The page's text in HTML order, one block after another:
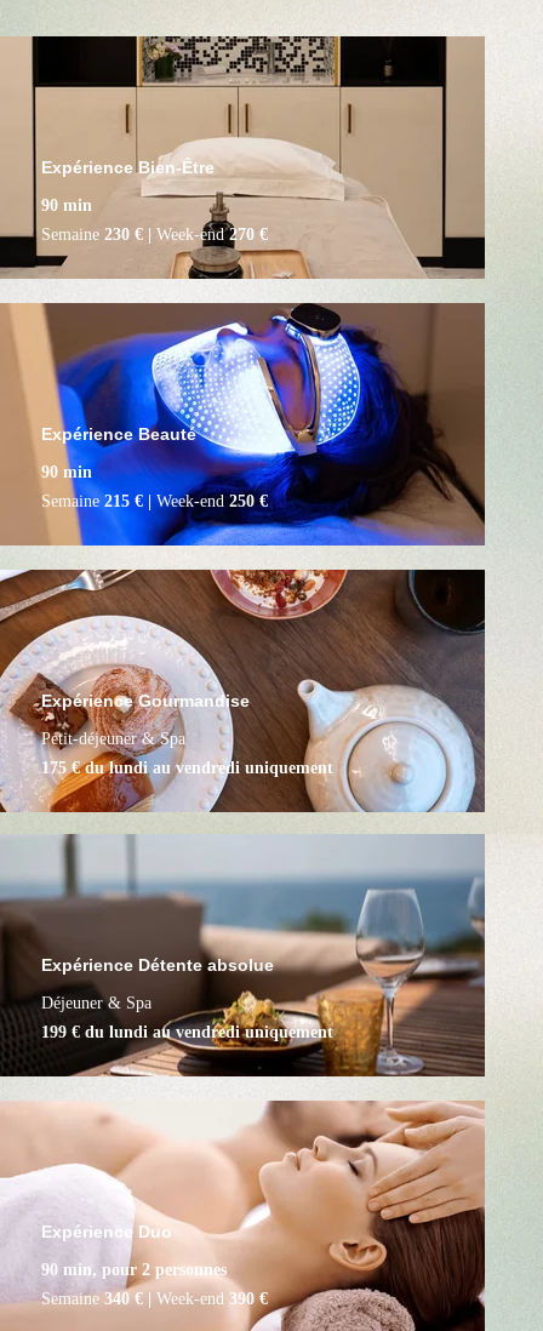
Expérience Bien-Être
90 min
Semaine 230 € | Week-end270 €
Expérience Beauté
90 min
Semaine 215 € |Week-end250 €
Expérience Gourmandise
Petit-déjeuner & Spa
175 € du lundi au vendredi uniquement
L’art de la régénération
Expérience Détente absolue
Déjeuner & Spa
199 € du lundi au vendredi uniquement
L'art de la régénération
Menu Déjeuner
Expérience Duo
90 min, pour 2 personnes
Semaine 340 € | Week-end 390 €